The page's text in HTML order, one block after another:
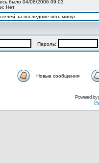
было 04/08/2006 09:03
Нет
за последние пять минут
Пароль:
Новые сообщения
Powered by